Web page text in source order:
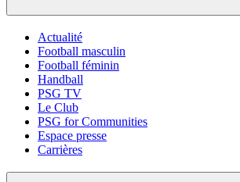
Actualité
Football masculin
Football féminin
Handball
PSG TV
Le Club
PSG for Communities
Espace presse
Carrières